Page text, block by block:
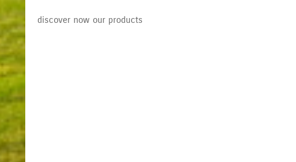
discover now our products